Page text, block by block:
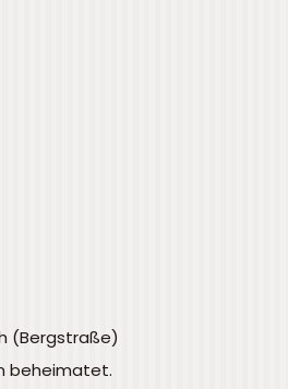
(Bergstraße)
beheimatet.